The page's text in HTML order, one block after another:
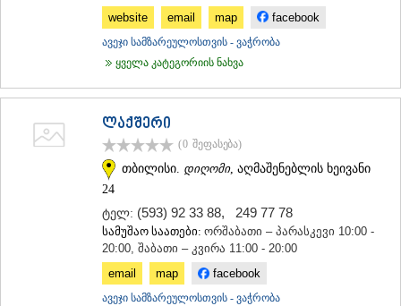
website
email map facebook
ავეჯი სამზარეულოსთვის - ვაჭრობა
ყველა კატეგორიის ნახვა
ლაქშერი
(0 შეფასება)
თბილისი. დიღომი, აღმაშენებლის ხეივანი
24
ტელ: (593) 92 33 88, 249 77 78
სამუშაო საათები: ორშაბათი – პარასკევი 10:00 -
20:00, შაბათი – კვირა 11:00 - 20:00
email
map facebook
ავეჯი სამზარეულოსთვის - ვაჭრობა